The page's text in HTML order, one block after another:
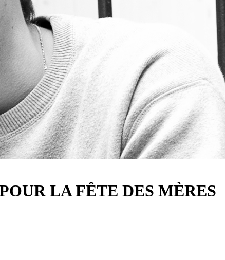
LA FÊTE DES MÈRES